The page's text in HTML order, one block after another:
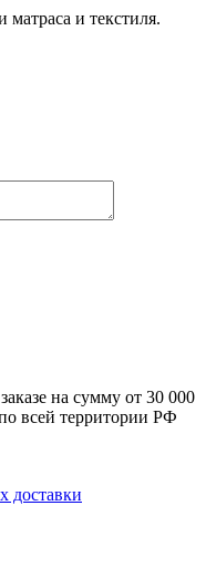
матраса и текстиля.
на сумму от 30 000
всей территории РФ
доставки